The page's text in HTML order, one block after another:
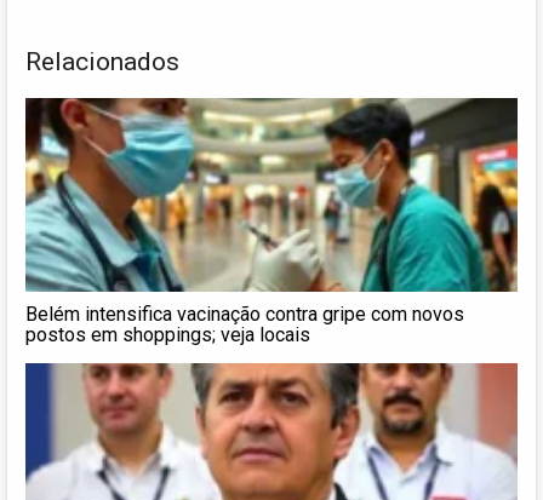
Relacionados
Belém intensifica vacinação contra gripe com novos
postos em shoppings; veja locais